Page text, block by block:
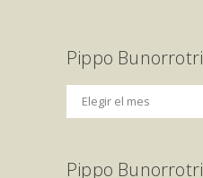
Pippo Bunorrotri
Pippo Bunorrotri